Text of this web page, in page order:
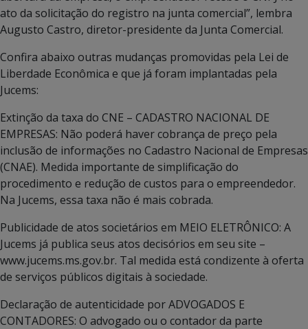
ato da solicitação do registro na junta comercial”, lembra
Augusto Castro, diretor-presidente da Junta Comercial.
Confira abaixo outras mudanças promovidas pela Lei de
Liberdade Econômica e que já foram implantadas pela
Jucems:
Extinção da taxa do CNE – CADASTRO NACIONAL DE
EMPRESAS: Não poderá haver cobrança de preço pela
inclusão de informações no Cadastro Nacional de Empresas
(CNAE). Medida importante de simplificação do
procedimento e redução de custos para o empreendedor.
Na Jucems, essa taxa não é mais cobrada.
Publicidade de atos societários em MEIO ELETRÔNICO: A
Jucems já publica seus atos decisórios em seu site –
www.jucems.ms.gov.br. Tal medida está condizente à oferta
de serviços públicos digitais à sociedade.
Declaração de autenticidade por ADVOGADOS E
CONTADORES: O advogado ou o contador da parte